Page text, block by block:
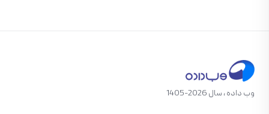
وب داده ، سال 2026-1405